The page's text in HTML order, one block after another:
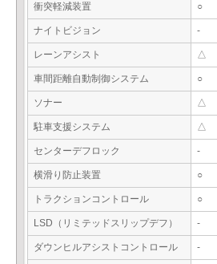
衝突軽減装置 ○
ナイトビジョン -
レーンアシスト △
車間距離自動制御システム ○
ソナー △
駐車支援システム △
センターデフロック -
横滑り防止装置 ○
トラクションコントロール ○
LSD（リミテッドスリップデフ） -
ダウンヒルアシストコントロール -